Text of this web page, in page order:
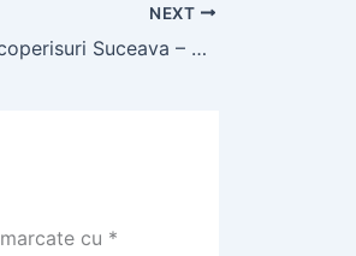
NEXT
Reparatii acoperisuri Suceava – Experti cu preturi transparente
cu *